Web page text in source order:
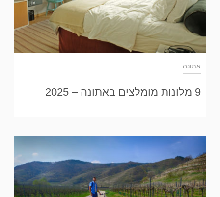
אתונה
9 מלונות מומלצים באתונה – 2025